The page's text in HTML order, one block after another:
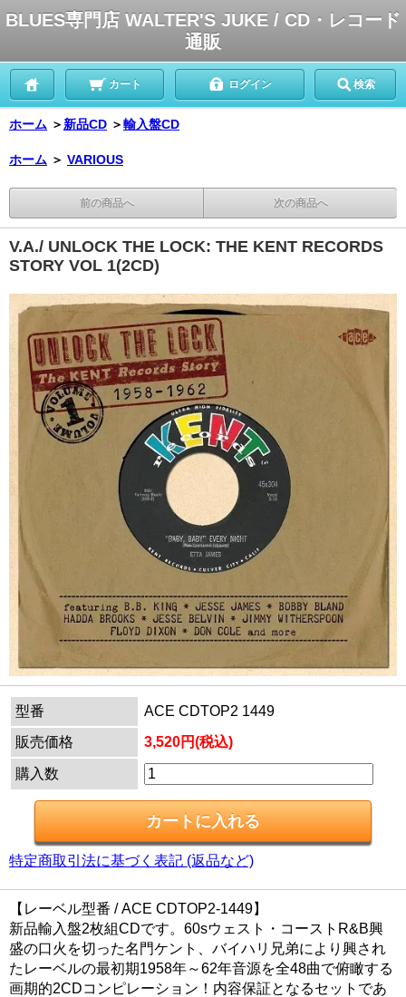
BLUES専門店 WALTER'S JUKE / CD・レコード
通販
カート ログイン 検索
ホーム ＞ 新品CD ＞輸入盤CD
ホーム ＞ VARIOUS
前の商品へ 次の商品へ
V.A./ UNLOCK THE LOCK: THE KENT RECORDS
STORY VOL 1(2CD)
型番
ACE CDTOP2 1449
販売価格
3,520円(税込)
購入数
特定商取引法に基づく表記 (返品など)
【レーベル型番 / ACE CDTOP2-1449】
新品輸入盤2枚組CDです。60sウェスト・コーストR&B興
盛の口火を切った名門ケント、バイハリ兄弟により興され
たレーベルの最初期1958年～62年音源を全48曲で俯瞰する
画期的2CDコンピレーション！内容保証となるセットであ